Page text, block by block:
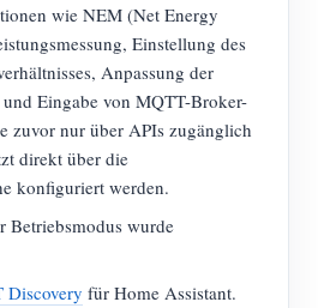
wie NEM (Net Energy
Einstellung des
Anpassung der
Eingabe von MQTT-Broker-
zuvor nur über APIs zugänglich
direkt über die
konfiguriert werden.
Betriebsmodus wurde
Discovery für Home Assistant.